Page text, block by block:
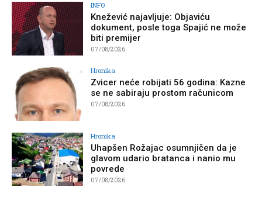
INFO
Knežević najavljuje: Objaviću
dokument, posle toga Spajić ne može
biti premijer
07/08/2026
Hronika
Zvicer neće robijati 56 godina: Kazne
se ne sabiraju prostom računicom
07/08/2026
Hronika
Uhapšen Rožajac osumnjičen da je
glavom udario bratanca i nanio mu
povrede
07/08/2026